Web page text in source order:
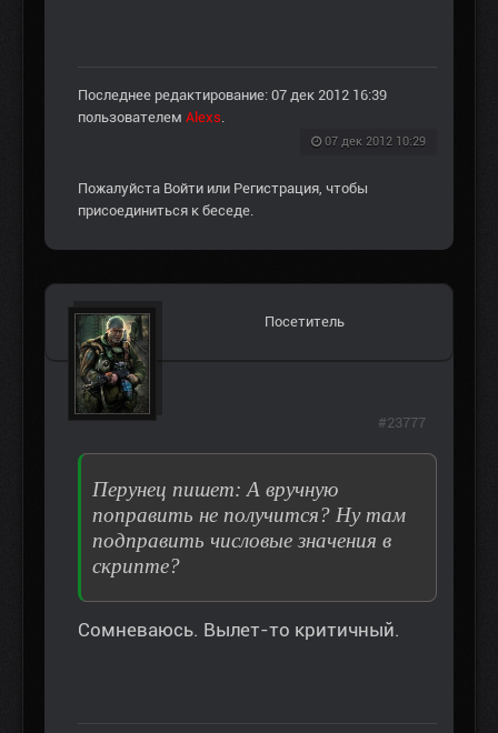
Последнее редактирование: 07 дек 2012 16:39
пользователем Alexs
07 дек 2012 10:29
Пожалуйста Войти или Регистрация , чтобы
присоединиться к беседе.
Посетитель
Перунец пишет: А вручную
поправить не получится? Ну там
подправить числовые значения в
скрипте?
Сомневаюсь. Вылет-то критичный.
#23777